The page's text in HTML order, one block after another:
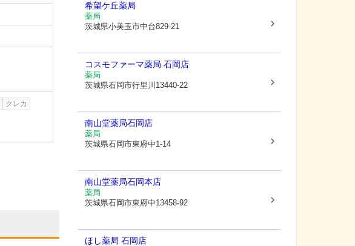
クレカ
希望ケ丘薬局
薬局
茨城県小美玉市中台829-21
コスモファーマ薬局 石岡店
薬局
茨城県石岡市行里川13440-22
南山堂薬局石岡店
薬局
茨城県石岡市東府中1-14
南山堂薬局石岡本店
薬局
茨城県石岡市東府中13458-92
ほし薬局 石岡店